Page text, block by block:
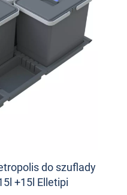
do szuflady
+15l Elletipi